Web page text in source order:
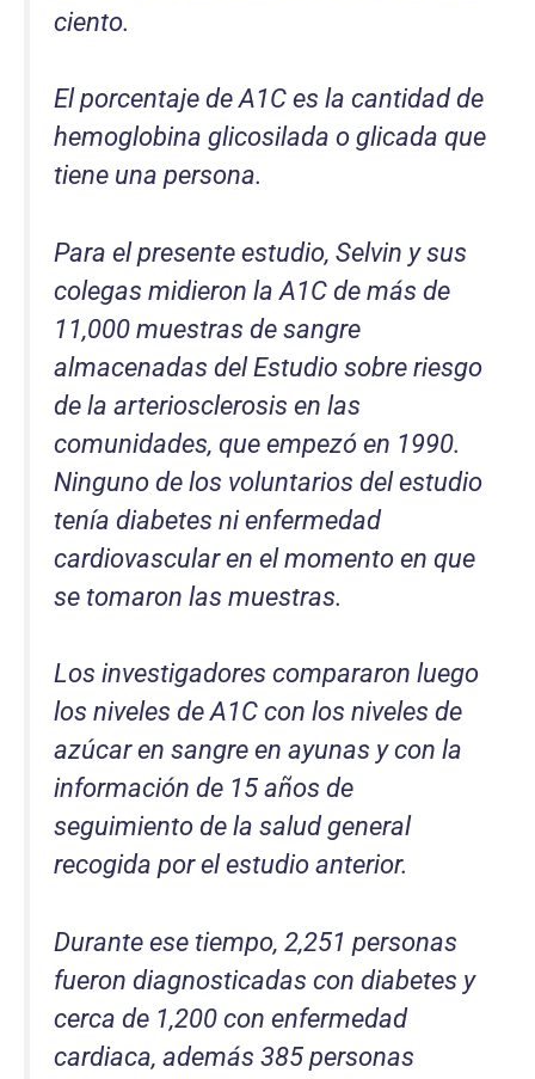
ciento.
El porcentaje de A1C es la cantidad de
hemoglobina glicosilada o glicada que
tiene una persona.
Para el presente estudio, Selvin y sus
colegas midieron la A1C de más de
11,000 muestras de sangre
almacenadas del Estudio sobre riesgo
de la arteriosclerosis en las
comunidades, que empezó en 1990.
Ninguno de los voluntarios del estudio
tenía diabetes ni enfermedad
cardiovascular en el momento en que
se tomaron las muestras.
Los investigadores compararon luego
los niveles de A1C con los niveles de
azúcar en sangre en ayunas y con la
información de 15 años de
seguimiento de la salud general
recogida por el estudio anterior.
Durante ese tiempo, 2,251 personas
fueron diagnosticadas con diabetes y
cerca de 1,200 con enfermedad
cardiaca, además 385 personas